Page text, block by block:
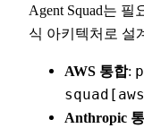
Agent Squad는
식 아키텍처로 설
AWS 통합:
Anthropic